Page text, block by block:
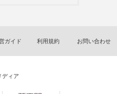
ガイド 利用規約 お問い合わせ
ディア